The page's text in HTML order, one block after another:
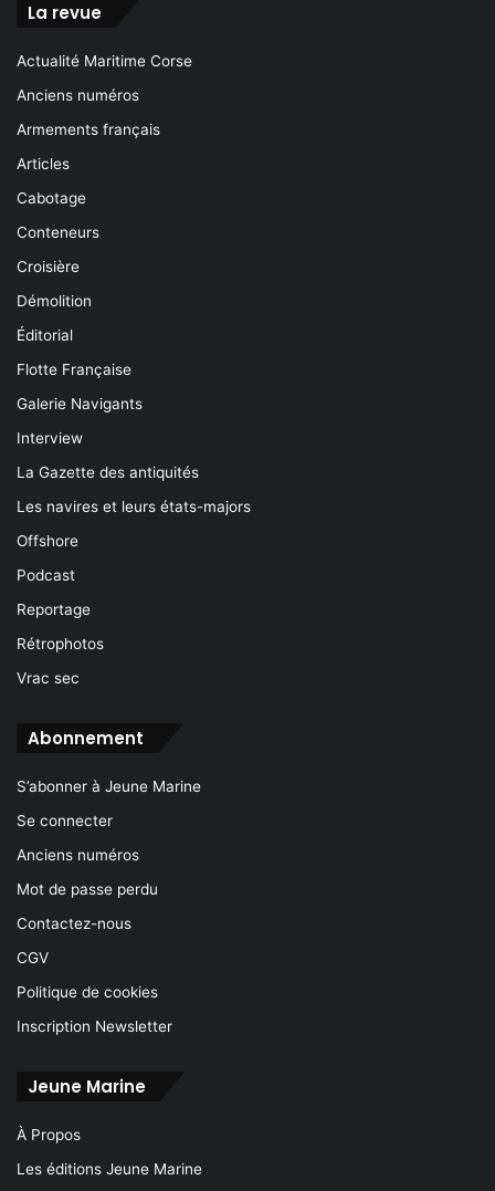
La revue
Actualité Maritime Corse
Anciens numéros
Armements français
Articles
Cabotage
Conteneurs
Croisière
Démolition
Éditorial
Flotte Française
Galerie Navigants
Interview
La Gazette des antiquités
Les navires et leurs états-majors
Offshore
Podcast
Reportage
Rétrophotos
Vrac sec
Abonnement
S’abonner à Jeune Marine
Se connecter
Anciens numéros
Mot de passe perdu
Contactez-nous
CGV
Politique de cookies
Inscription Newsletter
Jeune Marine
À Propos
Les éditions Jeune Marine